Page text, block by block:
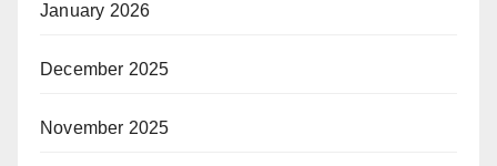
January 2026
December 2025
November 2025